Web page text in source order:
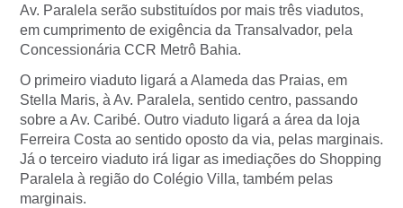
Av. Paralela serão substituídos por mais três viadutos,
em cumprimento de exigência da Transalvador, pela
Concessionária CCR Metrô Bahia.
O primeiro viaduto ligará a Alameda das Praias, em
Stella Maris, à Av. Paralela, sentido centro, passando
sobre a Av. Caribé. Outro viaduto ligará a área da loja
Ferreira Costa ao sentido oposto da via, pelas marginais.
Já o terceiro viaduto irá ligar as imediações do Shopping
Paralela à região do Colégio Villa, também pelas
marginais.